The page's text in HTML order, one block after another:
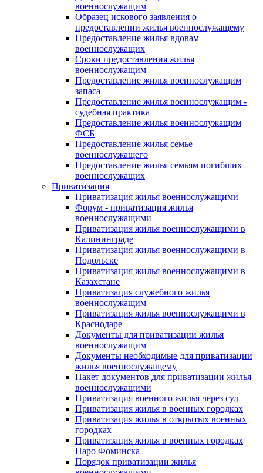
военнослужащим
Образец искового заявления о
предоставлении жилья военнослужащему
Предоставление жилья вдовам
военнослужащих
Сроки предоставления жилья
военнослужащим
Предоставление жилья военнослужащим
запаса
Предоставление жилья военнослужащим -
судебная практика
Предоставление жилья военнослужащим
ФСБ
Предоставление жилья семье
военнослужащего
Предоставление жилья семьям погибших
военнослужащих
Приватизация
Приватизация жилья военнослужащими
Форум - приватизация жилья
военнослужащими
Приватизация жилья военнослужащими в
Калининграде
Приватизация жилья военнослужащими в
Подольске
Приватизация жилья военнослужащими в
Казахстане
Приватизация служебного жилья
военнослужащим
Приватизация жилья военнослужащими в
Краснодаре
Документы для приватизации жилья
военнослужащим
Документы необходимые для приватизации
жилья военнослужащему
Пакет документов для приватизации жилья
военнослужащими
Приватизация военного жилья через суд
Приватизация жилья в военных городках
Приватизация жилья в открытых военных
городках
Приватизация жилья в военных городках
Наро Фоминска
Порядок приватизации жилья